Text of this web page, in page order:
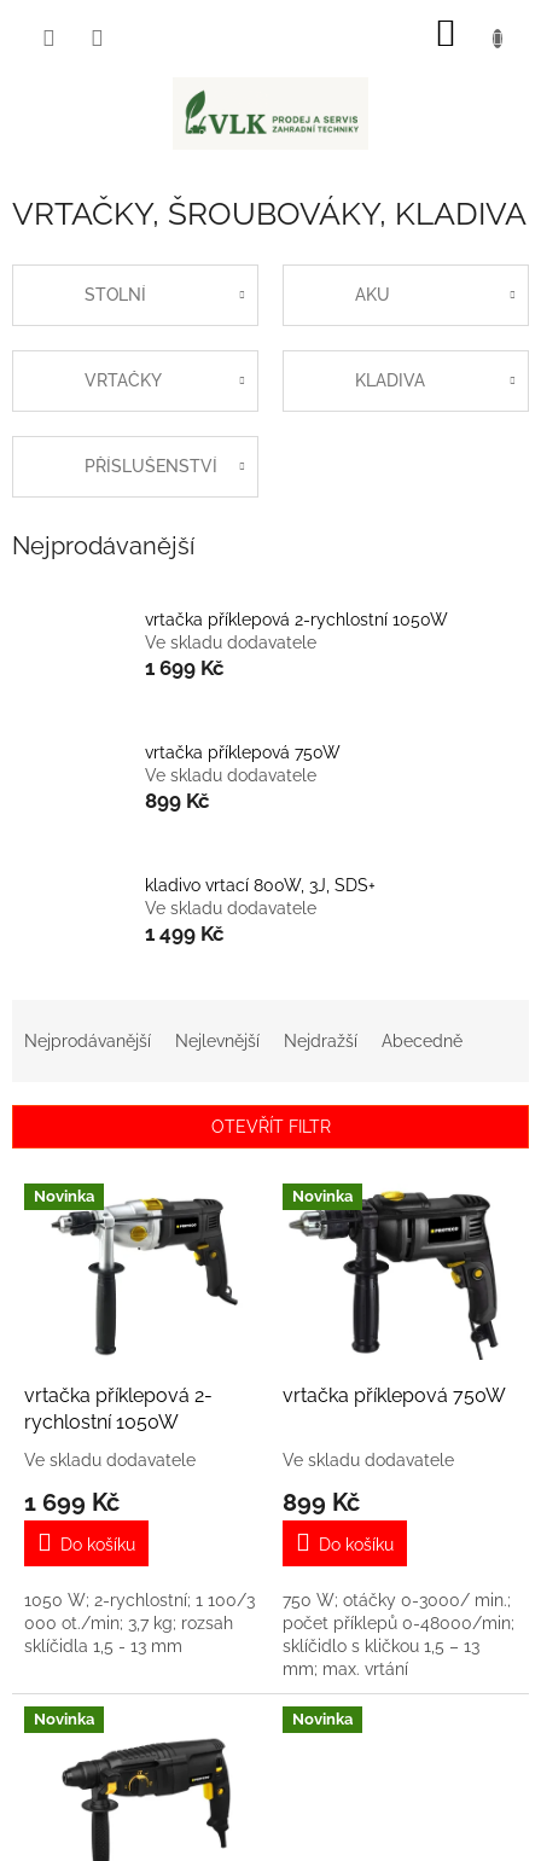
VRTAČKY, ŠROUBOVÁKY, KLADIVA
STOLNÍ AKU
VRTAČKY KLADIVA
PŘÍSLUŠENSTVÍ
Nejprodávanější
vrtačka příklepová 2-rychlostní 1050W
Ve skladu dodavatele
1 699 Kč
vrtačka příklepová 750W
Ve skladu dodavatele
899 Kč
kladivo vrtací 800W, 3J, SDS+
Ve skladu dodavatele
1 499 Kč
í
Nejprodávanější Nejlevnější Nejdražší Abecedně
OTEVŘÍT FILTR
V
d
ů
Novinka
vrtačka příklepová 2-
rychlostní 1050W
Ve skladu dodavatele
1 699 Kč
Do košíku
1050 W; 2-rychlostní; 1 100/3
000 ot./min; 3,7 kg; rozsah
sklíčidla 1,5 - 13 mm
Novinka
vrtačka příklepová 750W
Ve skladu dodavatele
899 Kč
Do košíku
750 W; otáčky 0-3000/ min.;
počet příklepů 0-48000/min;
sklíčidlo s kličkou 1,5 – 13
mm; max. vrtání
dřevo/ocel/zdivo: 25/13/13
mm
Novinka Novinka